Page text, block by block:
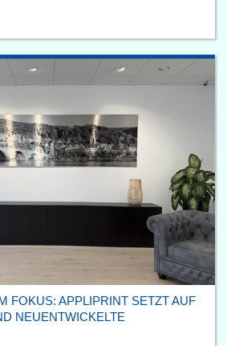
FOKUS: APPLIPRINT SETZT AUF
NEUENTWICKELTE